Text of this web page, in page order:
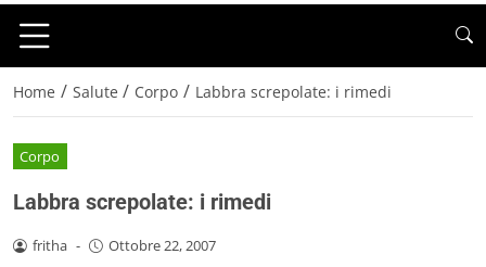
Home / Salute / Corpo / Labbra screpolate: i rimedi
Corpo
Labbra screpolate: i rimedi
fritha - Ottobre 22, 2007